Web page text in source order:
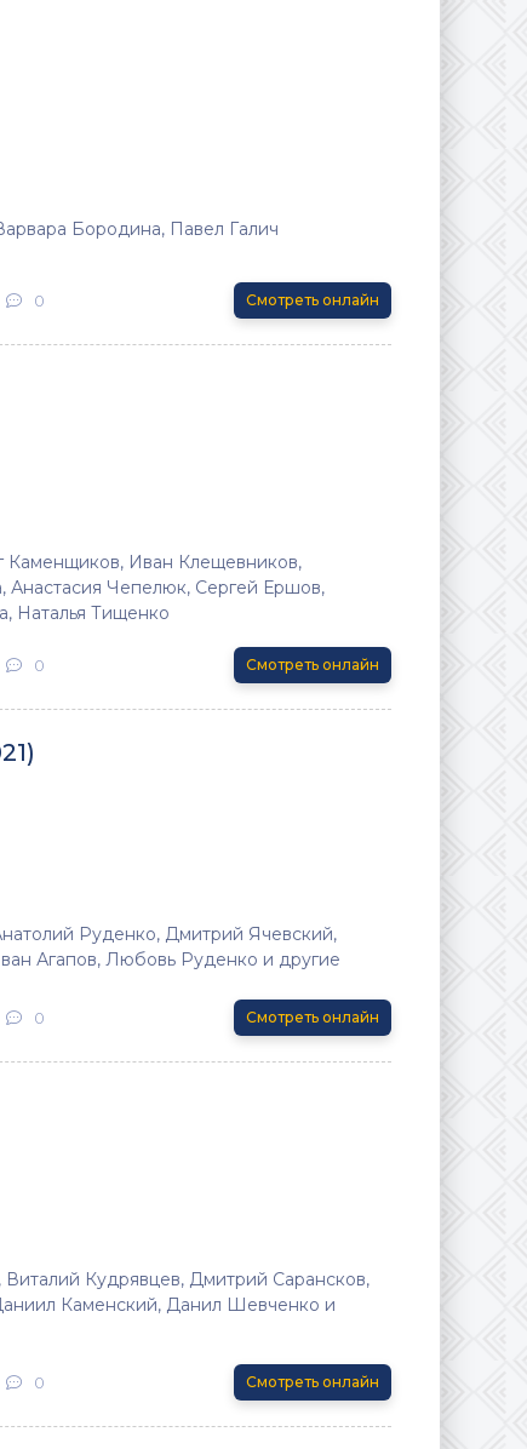
Бородина, Павел Галич
0 Смотреть онлайн
Каменщиков, Иван Клещевников,
Анастасия Чепелюк, Сергей Ершов,
Наталья Тищенко
0 Смотреть онлайн
Руденко, Дмитрий Ячевский,
Агапов, Любовь Руденко и другие
0 Смотреть онлайн
Кудрявцев, Дмитрий Сарансков,
Каменский, Данил Шевченко и
0 Смотреть онлайн